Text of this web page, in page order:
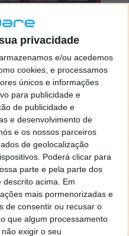
privacidade
e/ou acedemos
cookies, e processamos
únicos e informações
para publicidade e
de publicidade e
e desenvolvimento de
e os nossos parceiros
de geolocalização
Poderá clicar para
parte e pela parte dos
acima. Em
mais pormenorizadas e
de consentir ou recusar o
que algum processamento
exigir o seu
todo o conteúdo
assim como
especiais que
mais-valias